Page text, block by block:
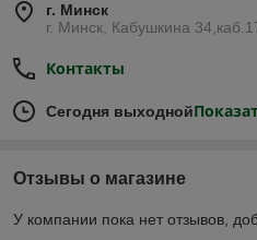
г. Минск
г. Минск, Кабушкина
Контакты
Сегодня выходной
Отзывы о магазине
У компании пока нет отзывов,